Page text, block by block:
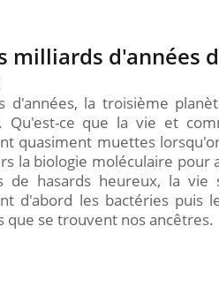
milliards d'années
d'années, la troisième
Qu'est-ce que la vie et
quasiment muettes
la biologie moléculaire
de hasards heureux, la
d'abord les bactéries puis
que se trouvent nos ancêtres.